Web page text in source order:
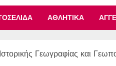
ΑΘΛΗΤΙΚΆ
Γεωγραφίας και